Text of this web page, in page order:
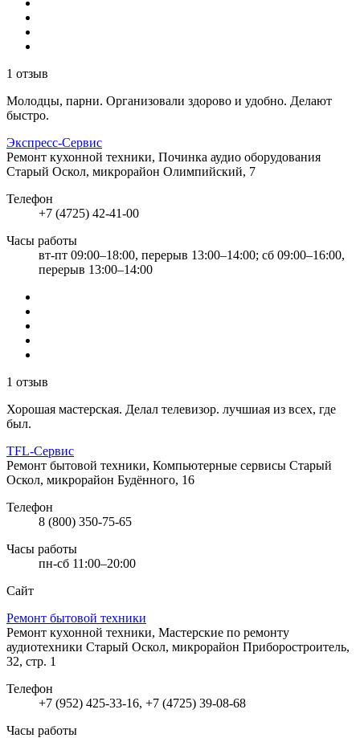
1 отзыв
Молодцы, парни. Организовали здорово и удобно. Делают
быстро.
Экспресс-Сервис
Ремонт кухонной техники, Починка аудио оборудования
Старый Оскол, микрорайон Олимпийский, 7
Телефон
+7 (4725) 42-41-00
Часы работы
вт-пт 09:00–18:00, перерыв 13:00–14:00; сб 09:00–16:00,
перерыв 13:00–14:00
1 отзыв
Хорошая мастерская. Делал телевизор. лучшиая из всех, где
был.
TFL-Сервис
Ремонт бытовой техники, Компьютерные сервисы Старый
Оскол, микрорайон Будённого, 16
Телефон
8 (800) 350-75-65
Часы работы
пн-сб 11:00–20:00
Сайт
Ремонт бытовой техники
Ремонт кухонной техники, Мастерские по ремонту
аудиотехники Старый Оскол, микрорайон Приборостроитель,
32, стр. 1
Телефон
+7 (952) 425-33-16, +7 (4725) 39-08-68
Часы работы